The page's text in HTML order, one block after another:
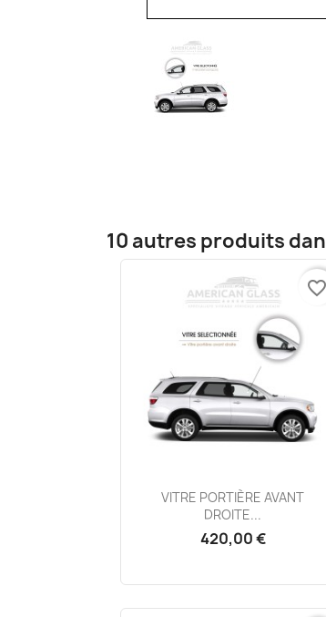
10 autres produits
Aperçu rapide
VITRE PORTIÈRE AVANT
DROITE...
420,00 €
favorite_border